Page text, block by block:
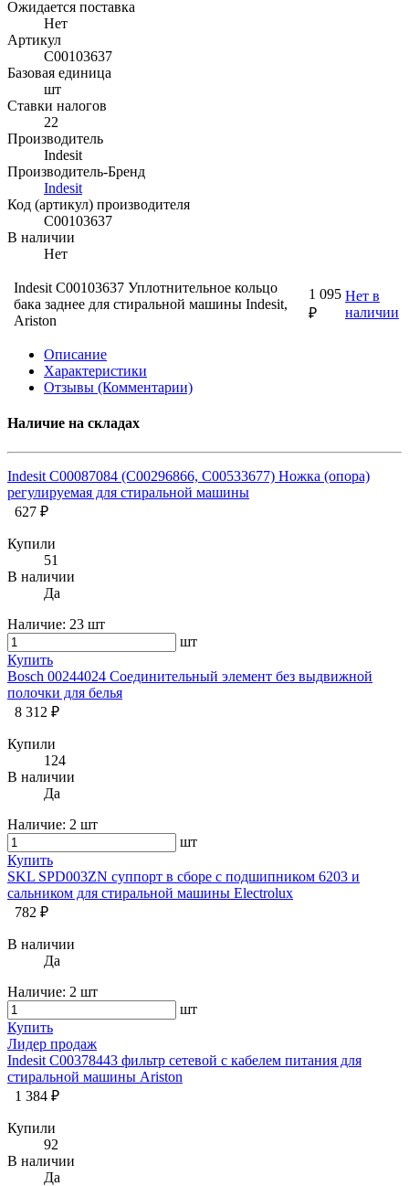
Ожидается поставка
Нет
Артикул
C00103637
Базовая единица
шт
Ставки налогов
22
Производитель
Indesit
Производитель-Бренд
Indesit
Код (артикул) производителя
C00103637
В наличии
Нет
Indesit C00103637 Уплотнительное кольцо
бака заднее для стиральной машины Indesit,
Ariston
1 095
₽
Нет в
наличии
Описание
Характеристики
Отзывы (Комментарии)
Наличие на складах
Indesit C00087084 (C00296866, C00533677) Ножка (опора)
регулируемая для стиральной машины
627 ₽
Купили
51
В наличии
Да
Наличие: 23 шт
шт
Купить
Bosch 00244024 Соединительный элемент без выдвижной
полочки для белья
8 312 ₽
Купили
124
В наличии
Да
Наличие: 2 шт
шт
Купить
SKL SPD003ZN суппорт в сборе с подшипником 6203 и
сальником для стиральной машины Electrolux
782 ₽
В наличии
Да
Наличие: 2 шт
шт
Купить
Лидер продаж
Indesit C00378443 фильтр сетевой с кабелем питания для
стиральной машины Ariston
1 384 ₽
Купили
92
В наличии
Да